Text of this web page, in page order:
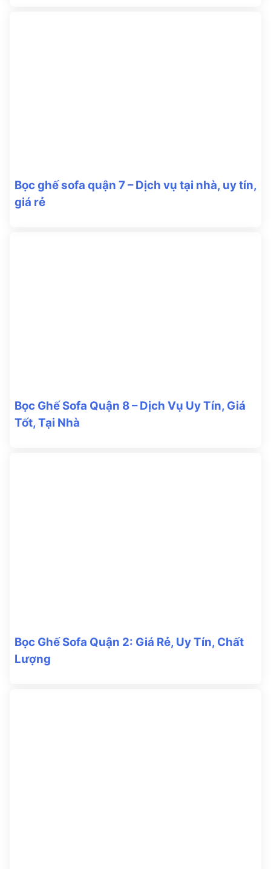
Bọc ghế sofa quận 7 – Dịch vụ tại nhà, uy tín,
giá rẻ
Bọc Ghế Sofa Quận 8 – Dịch Vụ Uy Tín, Giá
Tốt, Tại Nhà
Bọc Ghế Sofa Quận 2: Giá Rẻ, Uy Tín, Chất
Lượng